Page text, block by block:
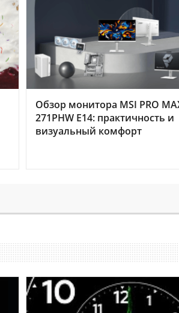
Обзор монитора MSI PRO
271PHW E14: практичность и
визуальный комфорт